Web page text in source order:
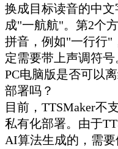
换成目标读音的中
成"一航航"。第2个
拼音，例如"一行行"
定需要带上声调符号
PC电脑版是否可以
部署吗？
目前，TTSMaker不
私有化部署。由于
AI算法生成的，需